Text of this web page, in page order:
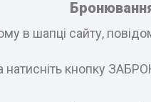
в шапці сайту,
натисніть кнопку